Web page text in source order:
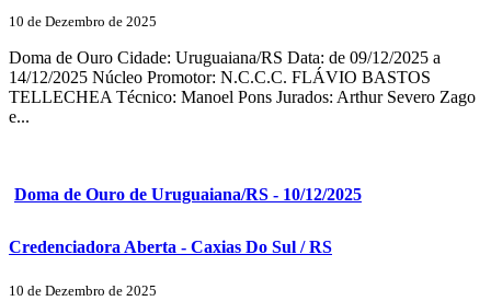
10 de Dezembro de 2025
Doma de Ouro Cidade: Uruguaiana/RS Data: de 09/12/2025 a
14/12/2025 Núcleo Promotor: N.C.C.C. FLÁVIO BASTOS
TELLECHEA Técnico: Manoel Pons Jurados: Arthur Severo Zago
e...
Doma de Ouro de Uruguaiana/RS - 10/12/2025
Credenciadora Aberta - Caxias Do Sul / RS
10 de Dezembro de 2025